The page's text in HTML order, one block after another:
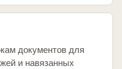
документов для
и навязанных